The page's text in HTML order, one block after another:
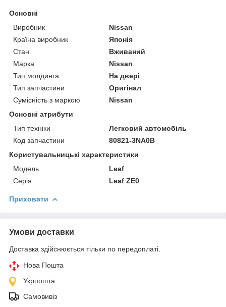
Основні
Виробник
Nissan
Країна виробник
Японія
Стан
Вживаний
Марка
Nissan
Тип молдинга
На двері
Тип запчастини
Оригінал
Сумісність з маркою
Nissan
Основні атрибути
Тип техніки
Легковий автомобіль
Код запчастини
80821-3NA0B
Користувальницькі характеристики
Модель
Leaf
Серія
Leaf ZE0
Приховати
Умови доставки
Доставка здійснюється тільки по передоплаті.
Нова Пошта
Укрпошта
Самовивіз